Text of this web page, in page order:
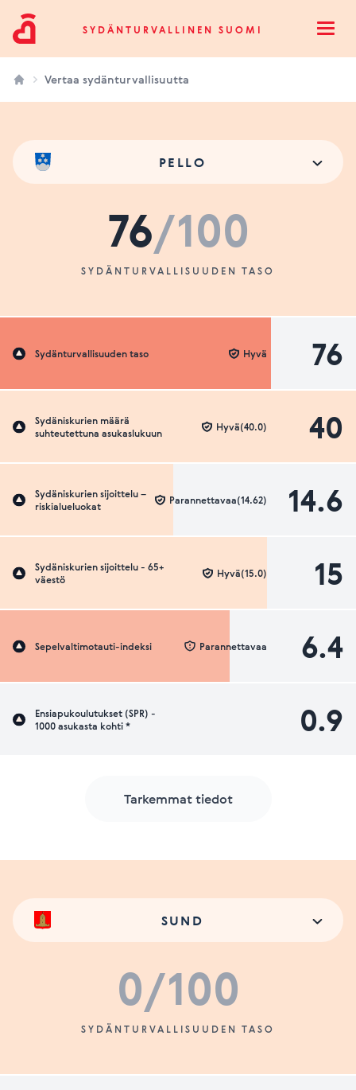
Sydänturvallinen SuomiSYDÄNTURVALLINEN SUOMI
Vertaa sydänturvallisuutta
PELLO
76/100
SYDÄNTURVALLISUUDEN TASO
Sydänturvallisuuden taso 76
Hyvä
Sydäniskurien määrä
suhteutettuna asukaslukuun
40
Hyvä(40.0)
Sydäniskurien sijoittelu –
riskialueluokat
14.6
Parannettavaa(14.62)
Sydäniskurien sijoittelu - 65+
väestö
15
Hyvä(15.0)
Sepelvaltimotauti-indeksi 6.4
Parannettavaa
Ensiapukoulutukset (SPR) -
1000 asukasta kohti *
0.9
Tarkemmat tiedot
SUND
0/100
SYDÄNTURVALLISUUDEN TASO